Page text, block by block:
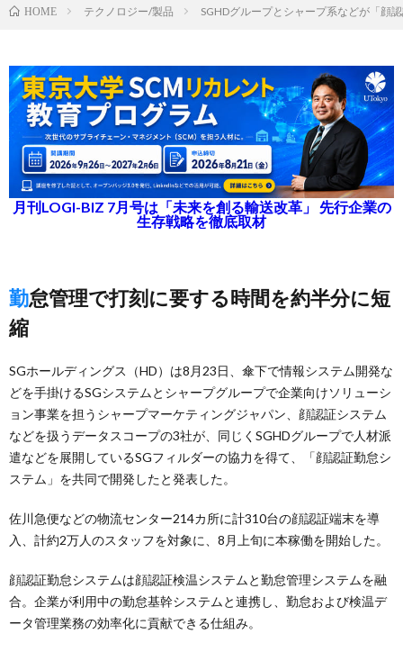
HOME テクノロジー/製品 SGHDグループとシャープ系などが「顔
月刊LOGI-BIZ 7月号は「未来を創る輸送改革」 先行企業の
生存戦略を徹底取材
勤怠管理で打刻に要する時間を約半分に短
縮
SGホールディングス（HD）は8月23日、傘下で情報システム開発な
どを手掛けるSGシステムとシャープグループで企業向けソリューシ
ョン事業を担うシャープマーケティングジャパン、顔認証システム
などを扱うデータスコープの3社が、同じくSGHDグループで人材派
遣などを展開しているSGフィルダーの協力を得て、「顔認証勤怠シ
ステム」を共同で開発したと発表した。
佐川急便などの物流センター214カ所に計310台の顔認証端末を導
入、計約2万人のスタッフを対象に、8月上旬に本稼働を開始した。
顔認証勤怠システムは顔認証検温システムと勤怠管理システムを融
合。企業が利用中の勤怠基幹システムと連携し、勤怠および検温デ
ータ管理業務の効率化に貢献できる仕組み。